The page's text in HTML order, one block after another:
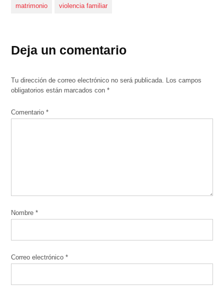
matrimonio violencia familiar
Deja un comentario
Tu dirección de correo electrónico no será publicada. Los campos
obligatorios están marcados con*
Comentario*
Nombre*
Correo electrónico*